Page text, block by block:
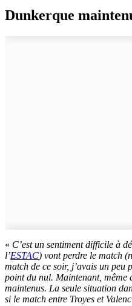
Dunkerque
« C’est un sentiment difficile à
l’ESTAC) vont perdre le match
match de ce soir, j’avais un peu
point du nul. Maintenant, même
maintenus. La seule situation
si le match entre Troyes et